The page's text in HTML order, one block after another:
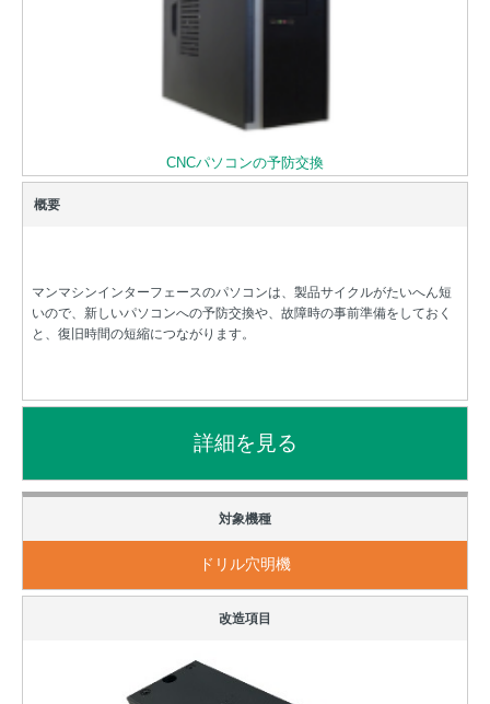
CNCパソコンの予防交換
マンマシンインターフェースのパソコンは、製品サイクルがたいへん短
いので、新しいパソコンへの予防交換や、故障時の事前準備をしておく
と、復旧時間の短縮につながります。
ドリル穴明機